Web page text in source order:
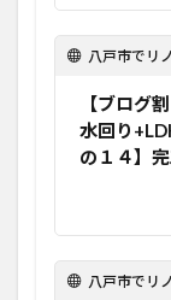
八戸市でリノベ
【ブログ
水回り
の１４】
八戸市でリノベ